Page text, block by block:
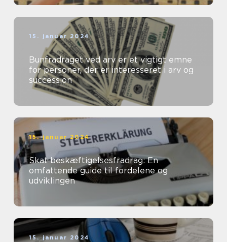
15. januar 2024
Bunfradraget ved arv er et vigtigt emne
for personer, der er interesseret i arv og
succession
15. januar 2024
Skat beskæftigelsesfradrag: En
omfattende guide til fordelene og
udviklingen
15. januar 2024